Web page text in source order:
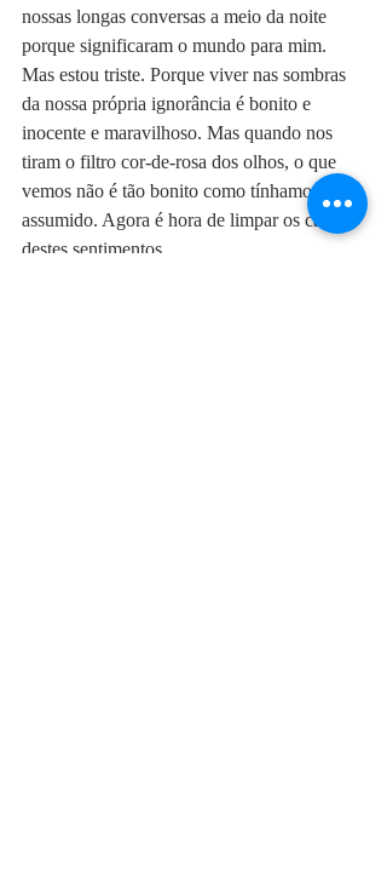
nossas longas conversas a meio da noite
porque significaram o mundo para mim.
Mas estou triste. Porque viver nas sombras
da nossa própria ignorância é bonito e
inocente e maravilhoso. Mas quando nos
tiram o filtro cor-de-rosa dos olhos, o que
vemos não é tão bonito como tínhamos
assumido. Agora é hora de limpar os cacos
destes sentimentos.